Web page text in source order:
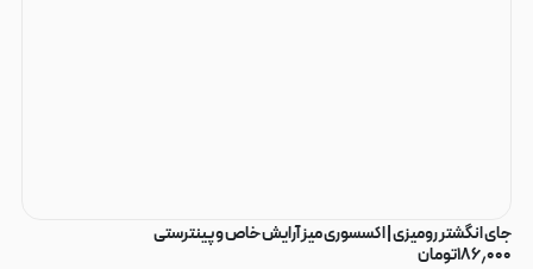
جای انگشتر رومیزی | اکسسوری میز آرایش خاص و پینترستی
۱۸۶٫۰۰۰تومان